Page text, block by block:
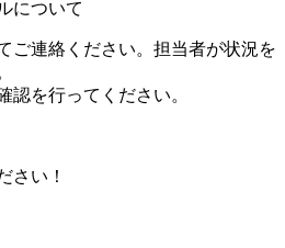
ご連絡ください。担当者が状況を
を行ってください。
さい！